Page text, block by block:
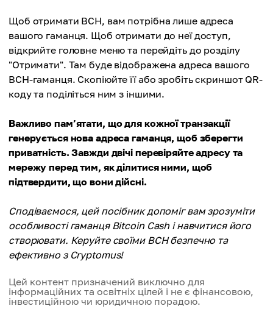
Щоб отримати BCH, вам потрібна лише адреса
вашого гаманця. Щоб отримати до неї доступ,
відкрийте головне меню та перейдіть до розділу
"Отримати". Там буде відображена адреса вашого
BCH-гаманця. Скопіюйте її або зробіть скриншот QR-
коду та поділіться ним з іншими.
Важливо пам’ятати, що для кожної транзакції
генерується нова адреса гаманця, щоб зберегти
приватність. Завжди двічі перевіряйте адресу та
мережу перед тим, як ділитися ними, щоб
підтвердити, що вони дійсні.
Сподіваємося, цей посібник допоміг вам зрозуміти
особливості гаманця Bitcoin Cash і навчитися його
створювати. Керуйте своїми BCH безпечно та
ефективно з Cryptomus!
Цей контент призначений виключно для
інформаційних та освітніх цілей і не є фінансовою,
інвестиційною чи юридичною порадою.